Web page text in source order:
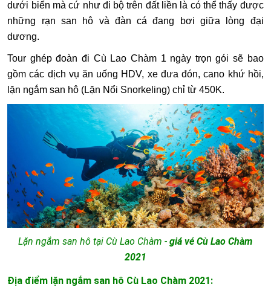
dưới biển mà cứ như đi bộ trên đất liền là có thể thấy được
những rạn san hô và đàn cá đang bơi giữa lòng đại
dương.
Tour ghép đoàn đi Cù Lao Chàm 1 ngày trọn gói sẽ bao
gồm các dịch vụ ăn uống HDV, xe đưa đón, cano khứ hồi,
lặn ngắm san hô (Lặn Nổi Snorkeling) chỉ từ 450K.
Lặn ngắm san hô tại Cù Lao Chàm-giá vé Cù Lao Chàm
2021
Địa điểm lặn ngắm san hô Cù Lao Chàm 2021: